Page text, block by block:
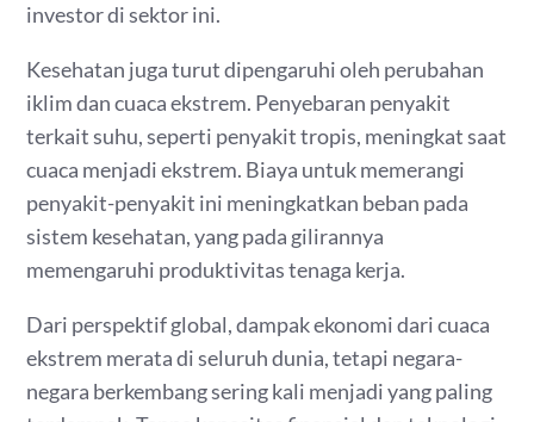
investor di sektor ini.
Kesehatan juga turut dipengaruhi oleh perubahan
iklim dan cuaca ekstrem. Penyebaran penyakit
terkait suhu, seperti penyakit tropis, meningkat saat
cuaca menjadi ekstrem. Biaya untuk memerangi
penyakit-penyakit ini meningkatkan beban pada
sistem kesehatan, yang pada gilirannya
memengaruhi produktivitas tenaga kerja.
Dari perspektif global, dampak ekonomi dari cuaca
ekstrem merata di seluruh dunia, tetapi negara-
negara berkembang sering kali menjadi yang paling